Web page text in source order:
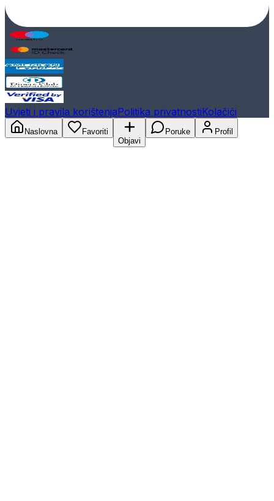
Uvjeti i pravila korištenjaPolitika privatnostiKolačići
Naslovna
Favoriti
Objavi
Poruke Profil